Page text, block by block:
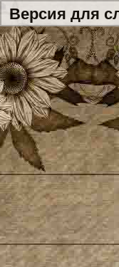
Версия для